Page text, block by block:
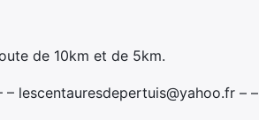
de 10km et de 5km.
– lescentauresdepertuis@yahoo.fr – –